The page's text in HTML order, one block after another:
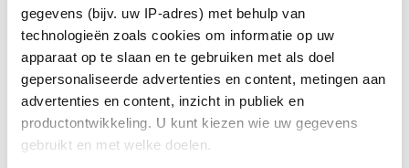
gegevens (bijv. uw IP-adres) met behulp van
technologieën zoals cookies om informatie op uw
apparaat op te slaan en te gebruiken met als doel
gepersonaliseerde advertenties en content, metingen aan
advertenties en content, inzicht in publiek en
productontwikkeling. U kunt kiezen wie uw gegevens
gebruikt en met welke doelen.
1 2 3 4 5 6